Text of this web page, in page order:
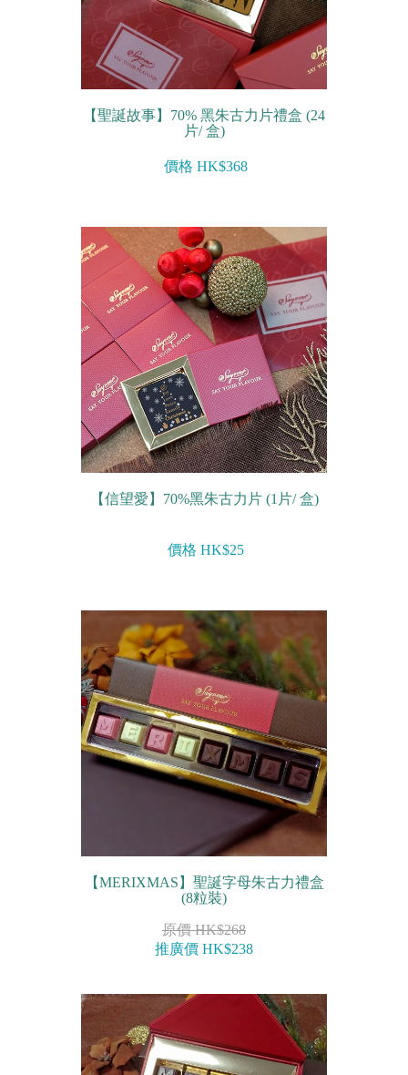
【聖誕故事】70% 黑朱古力片禮盒 (24
片/ 盒)
價格 HK$368
【信望愛】70%黑朱古力片 (1片/ 盒)
價格 HK$25
【MERIXMAS】聖誕字母朱古力禮盒
(8粒裝)
原價 HK$268
推廣價 HK$238